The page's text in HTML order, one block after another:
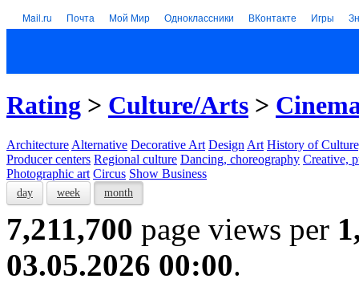
Mail.ru Почта Мой Мир Одноклассники ВКонтакте Игры
Rating > Culture/Arts >
Architecture Alternative Decorative Art Design Art History of
Producer centers Regional culture Dancing, choreography Creative,
Photographic art Circus Show Business
day week month
7,211,700 page views per
03.05.2026 00:00.